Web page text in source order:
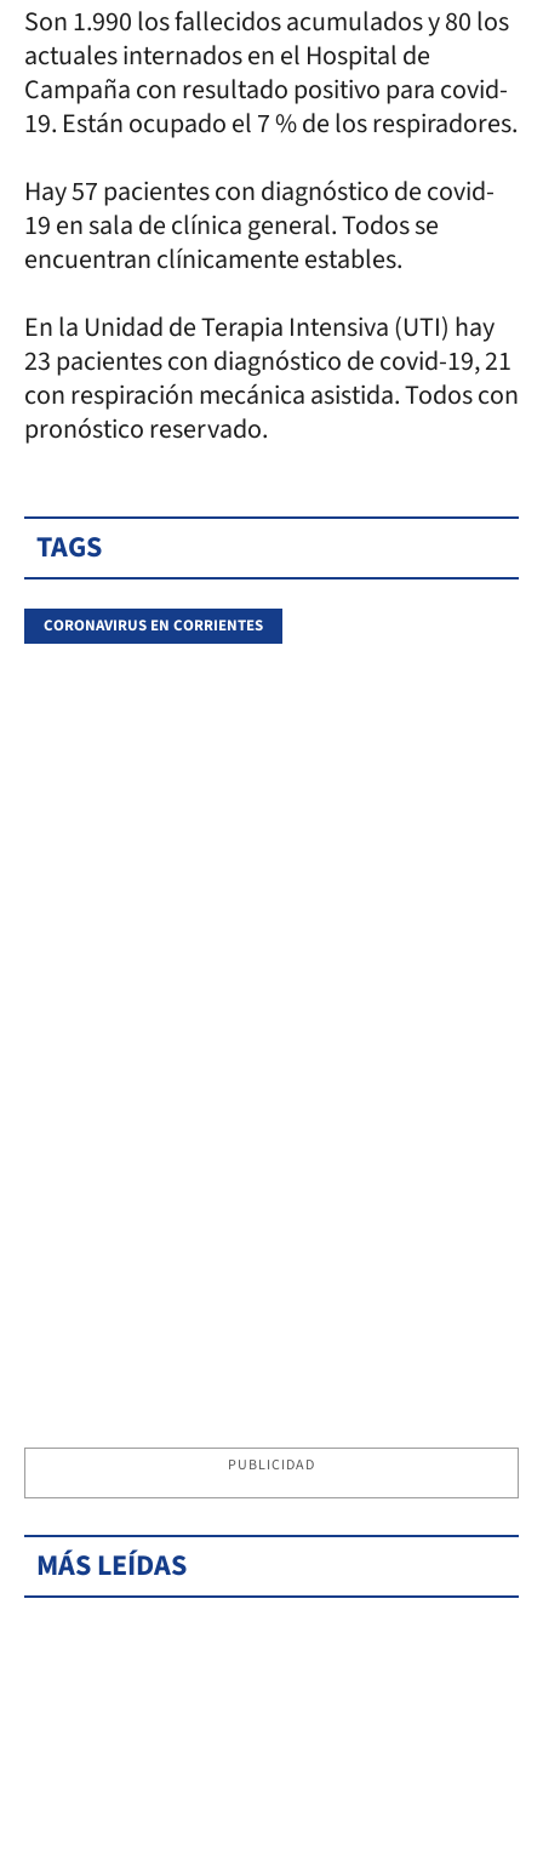
Son 1.990 los fallecidos acumulados y 80 los
actuales internados en el Hospital de
Campaña con resultado positivo para covid-
19. Están ocupado el 7 % de los respiradores.
Hay 57 pacientes con diagnóstico de covid-
19 en sala de clínica general. Todos se
encuentran clínicamente estables.
En la Unidad de Terapia Intensiva (UTI) hay
23 pacientes con diagnóstico de covid-19, 21
con respiración mecánica asistida. Todos con
pronóstico reservado.
TAGS
CORONAVIRUS EN CORRIENTES
PUBLICIDAD
MÁS LEÍDAS